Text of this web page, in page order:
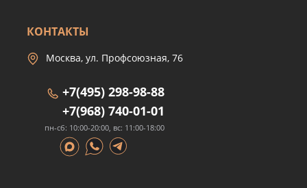
КОНТАКТЫ
Москва, ул. Профсоюзная, 76
+7(495) 298-98-88
+7(968) 740-01-01
пн-сб: 10:00-20:00, вс: 11:00-18:00